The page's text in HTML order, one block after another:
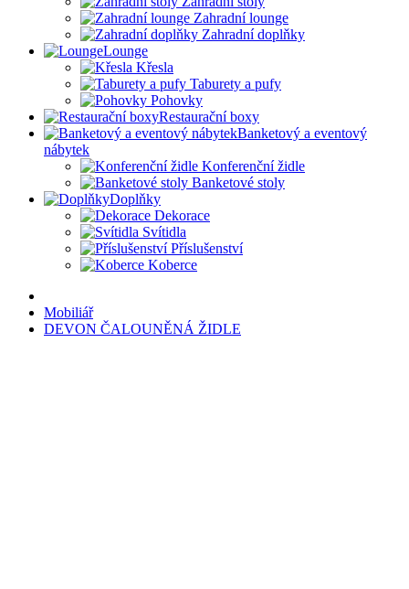
Zahradní lounge
Zahradní doplňky
Lounge
Křesla
Taburety a pufy
Pohovky
Restaurační boxy
Banketový a eventový
nábytek
Konferenční židle
Banketové stoly
Doplňky
Dekorace
Svítidla
Příslušenství
Koberce
Mobiliář
DEVON ČALOUNĚNÁ ŽIDLE